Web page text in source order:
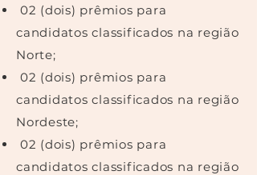
02 (dois) prêmios para
candidatos classificados na região
Norte;
02 (dois) prêmios para
candidatos classificados na região
Nordeste;
02 (dois) prêmios para
candidatos classificados na região